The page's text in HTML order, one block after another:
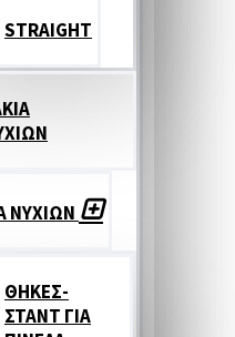
STRAIGHT
ΝΥΧΙΩΝ
ΘΗΚΕΣ-
ΣΤΑΝΤ ΓΙΑ